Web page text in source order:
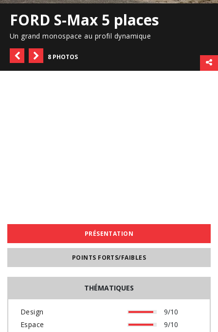
FORD S-Max 5 places
Un grand monospace au profil dynamique
8 PHOTOS
PRÉSENTATION
POINTS FORTS/FAIBLES
THÉMATIQUES
Design
9/10
Espace
9/10